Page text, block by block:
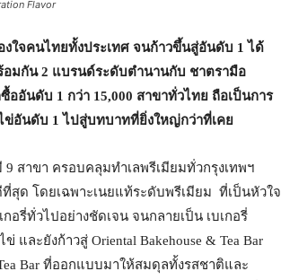
Flavor
ใจคนไทยทั้งประเทศ จนก้าวขึ้นสู่อันดับ 1 ได้
อมกัน2 แบรนด์ระดับตำนานกับ ชาตรามือ
ซื้ออันดับ 1 กว่า 15,000 สาขาทั่วไทย ถือเป็นการ
ข่อันดับ 1 ไปสู่บทบาทที่ยิ่งใหญ่กว่าที่เคย
สาขา ครอบคลุมทำเลพรีเมียมทั่วกรุงเทพฯ
สุด โดยเฉพาะเนยแท้ระดับพรีเมียม ที่เป็นหัวใจ
รี่ทั่วไปอย่างชัดเจน จนกลายเป็น เบเกอรี่
ละยังก้าวสู่ Oriental Bakehouse & Tea Bar
Bar ที่ออกแบบมาให้สมดุลทั้งรสชาติและ